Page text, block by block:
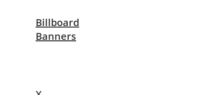
Billboard
Banners